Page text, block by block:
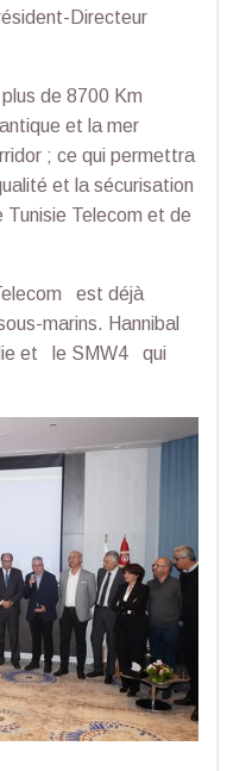
Directeur
de 8700 Km
et la mer
; ce qui permettra
et la sécurisation
Telecom et de
est déjà
marins. Hannibal
et le SMW4 qui